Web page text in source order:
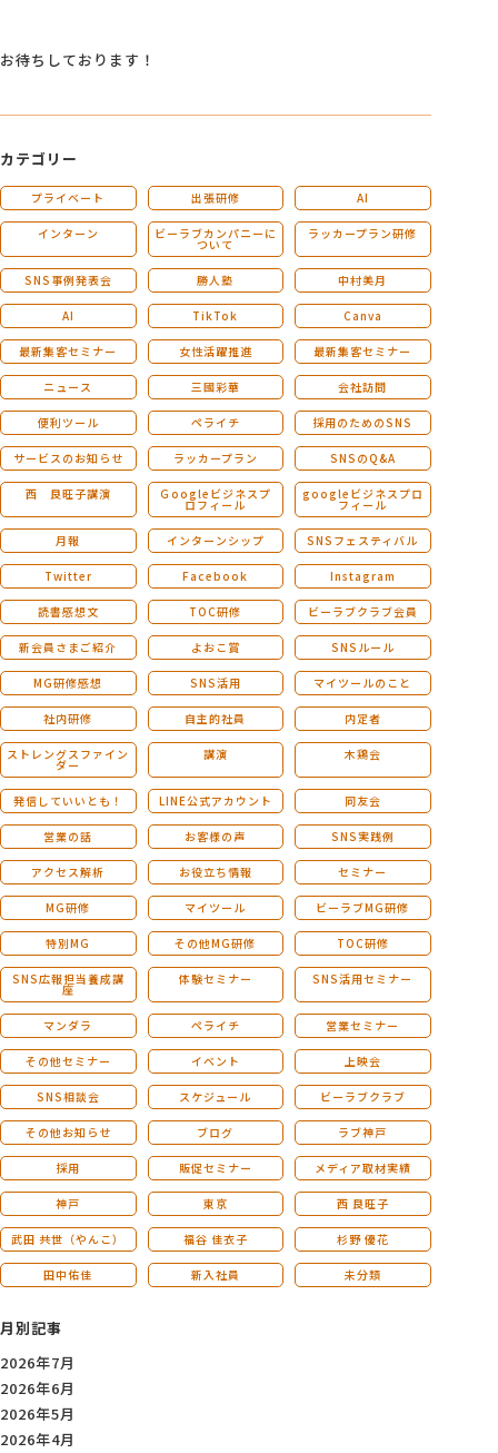
お待ちしております！
カテゴリー
プライベート 出張研修 AI
インターン ビーラブカンパニーに
ついて
ラッカープラン研修
SNS事例発表会 勝人塾 中村美月
AI TikTok Canva
最新集客セミナー 女性活躍推進 最新集客セミナー
ニュース 三國彩華 会社訪問
便利ツール ペライチ 採用のためのSNS
サービスのお知らせ ラッカープラン SNSのQ&A
西 良旺子講演 Ｇoogleビジネスプ
ロフィール
googleビジネスプロ
フィール
月報 インターンシップ SNSフェスティバル
Twitter Facebook Instagram
読書感想文 TOC研修 ビーラブクラブ会員
新会員さまご紹介 よおこ賞 SNSルール
MG研修感想 SNS活用 マイツールのこと
社内研修 自主的社員 内定者
ストレングスファイン
ダー
講演 木鶏会
発信していいとも！ LINE公式アカウント 同友会
営業の話 お客様の声 SNS実践例
アクセス解析 お役立ち情報 セミナー
MG研修 マイツール ビーラブMG研修
特別MG その他MG研修 TOC研修
SNS広報担当養成講
座
体験セミナー SNS活用セミナー
マンダラ ペライチ 営業セミナー
その他セミナー イベント 上映会
SNS相談会 スケジュール ビーラブクラブ
その他お知らせ ブログ ラブ神戸
採用 販促セミナー メディア取材実績
神戸 東京 西 良旺子
武田 共世（やんこ） 福谷 佳衣子 杉野 優花
田中佑佳 新入社員 未分類
月別記事
2026年7月
2026年6月
2026年5月
2026年4月